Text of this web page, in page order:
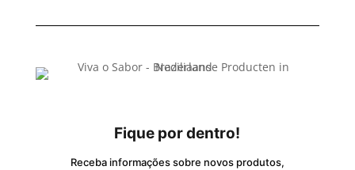
Fique por dentro!
Receba informações sobre novos produtos,